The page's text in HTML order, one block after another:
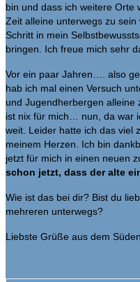
bin und dass ich weitere Orte
Zeit alleine unterwegs zu
Schritt in mein
bringen. Ich freue mich sehr
Vor ein paar Jahren…. also
hab ich mal einen Versuch
und Jugendherbergen alleine
ist nix für mich… nun, da war
weit. Leider hatte ich das viel
meinem Herzen. Ich bin
jetzt für mich in einen neuen
schon jetzt, dass der alte
Wie ist das bei dir? Bist du
mehreren unterwegs?
Liebste Grüße aus dem